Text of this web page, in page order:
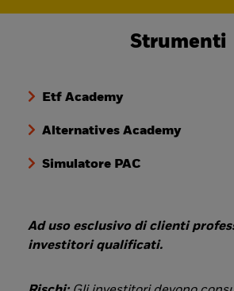
Strumenti
Etf Academy
Alternatives Academy
Simulatore PAC
Ad uso esclusivo di clienti
investitori qualificati.